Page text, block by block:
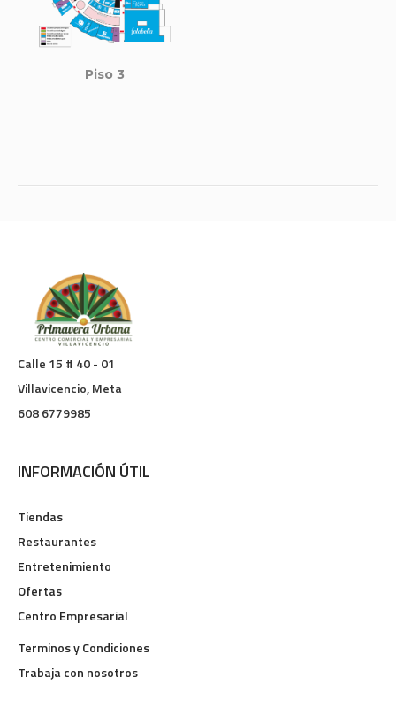
Piso 3
Calle 15 # 40 - 01
Villavicencio, Meta
608 6779985
INFORMACIÓN ÚTIL
Tiendas
Restaurantes
Entretenimiento
Ofertas
Centro Empresarial
Terminos y Condiciones
Trabaja con nosotros